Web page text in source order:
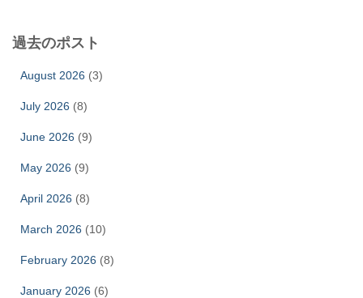
過去のポスト
August 2026 (3)
July 2026 (8)
June 2026 (9)
May 2026 (9)
April 2026 (8)
March 2026 (10)
February 2026 (8)
January 2026 (6)